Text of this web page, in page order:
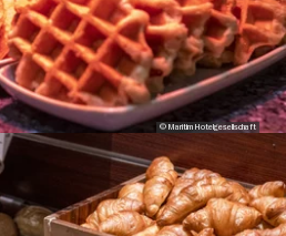
© Maritim Hotelgesellschaft